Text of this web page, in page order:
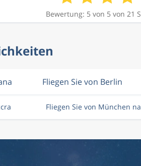
Bewertung: 5 von 5 von 21
Fliegen Sie von Berlin
Fliegen Sie von München